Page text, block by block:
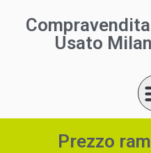
Usato
Prezzo